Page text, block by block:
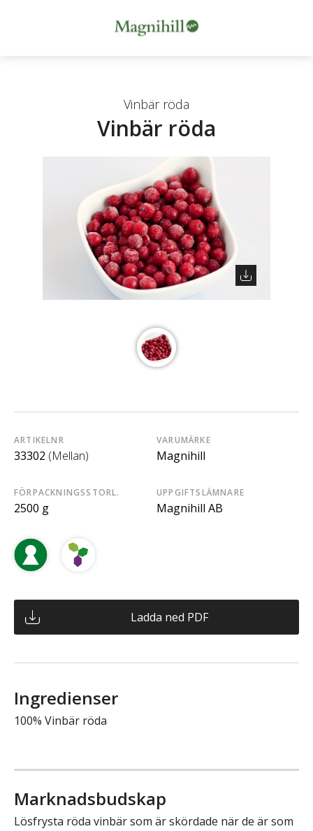
Vinbär röda
Vinbär röda
ARTIKELNR
33302 (Mellan)
VARUMÄRKE
Magnihill
FÖRPACKNINGSSTORL.
2500 g
UPPGIFTSLÄMNARE
Magnihill AB
Ladda ned PDF
Ingredienser
100% Vinbär röda
Marknadsbudskap
Lösfrysta röda vinbär som är skördade när de är som